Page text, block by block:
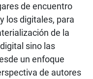
de encuentro
los digitales, para
de la
sino las
un enfoque
de autores